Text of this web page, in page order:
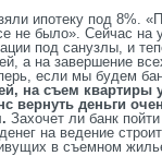
ипотеку под 8%.
не было». Сейчас
под санузлы, и
а на завершение
если мы будем
на съем квартиры
вернуть деньги
Захочет ли банк
на ведение
в съемном